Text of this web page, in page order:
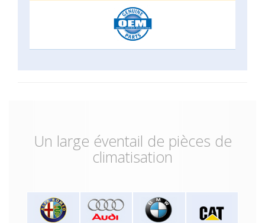
Un large éventail de pièces de
climatisation